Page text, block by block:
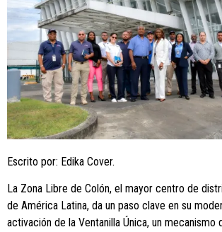
Escrito por: Edika Cover.
La Zona Libre de Colón, el mayor centro de
de América Latina, da un paso clave en su
activación de la Ventanilla Única, un mecanismo